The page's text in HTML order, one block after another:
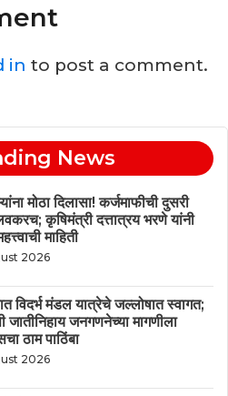
in to post a comment.
News
मोठा दिलासा! कर्जमाफीची दुसरी
कृषिमंत्री दत्तात्रय भरणे यांनी
माहिती
2026
विदर्भ मंडल यात्रेचे जल्लोषात स्वागत;
जातीनिहाय जनगणनेच्या मागणीला
ठाम पाठिंबा
2026